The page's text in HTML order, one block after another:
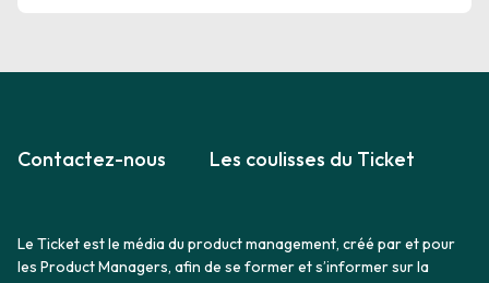
Contactez-nous Les coulisses du Ticket
Le Ticket est le média du product management, créé par et pour
les Product Managers, afin de se former et s’informer sur la